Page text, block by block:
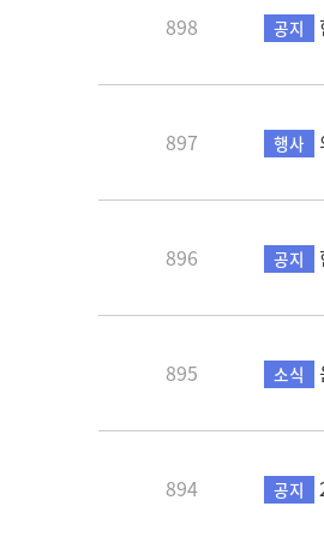
898 공지
897 행사
896 공지
895 소식
894 공지